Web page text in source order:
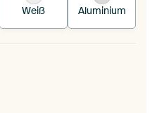
Weiß Aluminium